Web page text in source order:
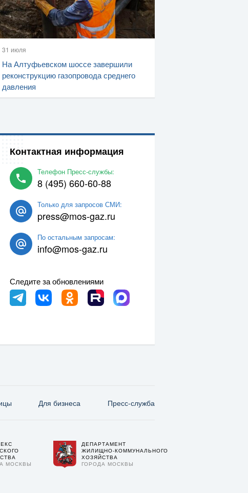
31 июля
На Алтуфьевском шоссе завершили
реконструкцию газопровода среднего
давления
Контактная информация
Телефон Пресс-службы:
8 (495) 660-60-88
Только для запросов СМИ:
press@mos-gaz.ru
По остальным запросам:
info@mos-gaz.ru
Следите за обновлениями
Для бизнеса Пресс-служба
МОСКВЫ
ДЕПАРТАМЕНТ
ЖИЛИЩНО-КОММУНАЛЬНОГО
ХОЗЯЙСТВА
ГОРОДА МОСКВЫ